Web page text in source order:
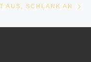
AUS, SCHLANK AN